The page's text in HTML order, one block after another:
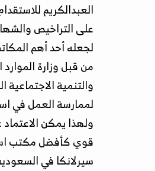
العبدالكريم
على التراخيص
لجعله أحد أهم
من قبل وزارة الموارد
والتنمية الاجتماعية
لممارسة العمل في
ولهذا يمكن
قوي كأفضل مكتب
سيرلانكا في